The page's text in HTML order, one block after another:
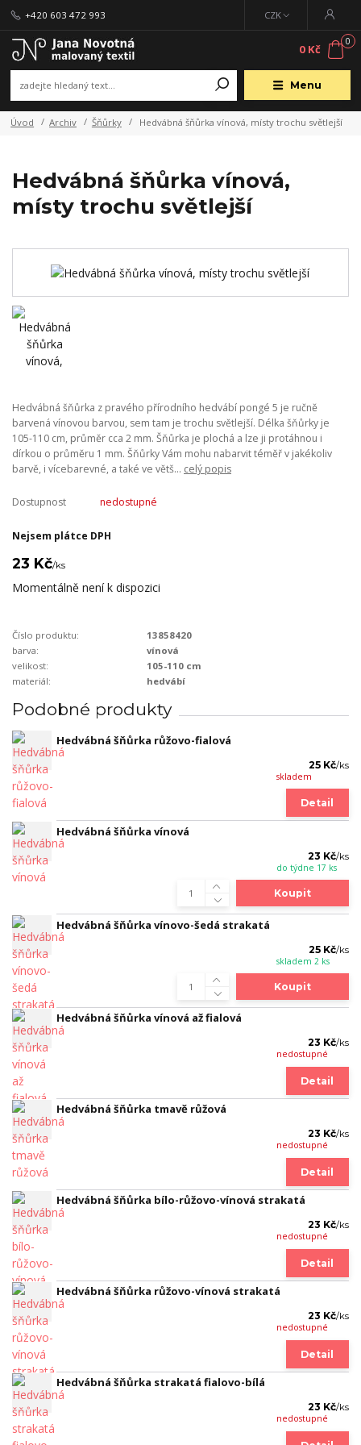
Menu
CZK
+420 603 472 993
0
0 Kč
Úvod Archiv Šňůrky Hedvábná šňůrka vínová, místy trochu světlejší
Hedvábná šňůrka vínová,
místy trochu světlejší
Hedvábná šňůrka z pravého přírodního hedvábí pongé 5 je ručně
barvená vínovou barvou, sem tam je trochu světlejší. Délka šňůrky je
105-110 cm, průměr cca 2 mm. Šňůrka je plochá a lze ji protáhnou i
dírkou o průměru 1 mm. Šňůrky Vám mohu nabarvit téměř v jakékoliv
barvě, i vícebarevné, a také ve větš... celý popis
Dostupnost nedostupné
Nejsem plátce DPH
23 Kč/ks
Momentálně není k dispozici
Číslo produktu:
13858420
barva:
vínová
velikost:
105-110 cm
materiál:
hedvábí
Podobné produkty
Hedvábná šňůrka růžovo-fialová
25 Kč/ks
skladem
Detail
Hedvábná šňůrka vínová
23 Kč/ks
do týdne 17 ks
Koupit
Hedvábná šňůrka vínovo-šedá strakatá
25 Kč/ks
skladem 2 ks
Koupit
Hedvábná šňůrka vínová až fialová
23 Kč/ks
nedostupné
Detail
Hedvábná šňůrka tmavě růžová
23 Kč/ks
nedostupné
Detail
Hedvábná šňůrka bílo-růžovo-vínová strakatá
23 Kč/ks
nedostupné
Detail
Hedvábná šňůrka růžovo-vínová strakatá
23 Kč/ks
nedostupné
Detail
Hedvábná šňůrka strakatá fialovo-bílá
23 Kč/ks
nedostupné